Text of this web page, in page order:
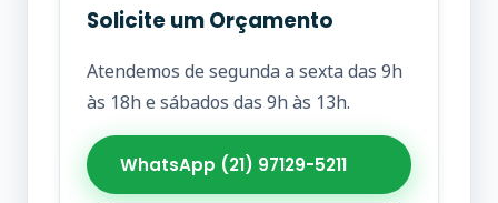
Solicite um Orçamento
Atendemos de segunda a sexta das 9h
às 18h e sábados das 9h às 13h.
WhatsApp (21) 97129-5211